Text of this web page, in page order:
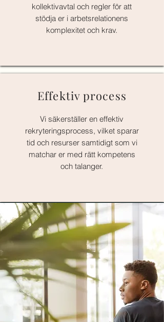
kollektivavtal och regler för att
stödja er i arbetsrelationens
komplexitet och krav.
Effektiv process
Vi säkerställer en effektiv
rekryteringsprocess, vilket sparar
tid och resurser samtidigt som vi
matchar er med rätt kompetens
och talanger.